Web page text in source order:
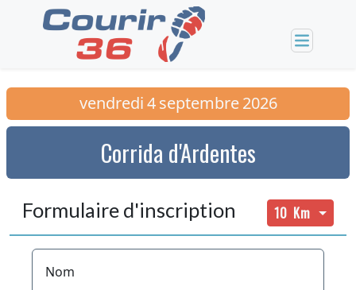
vendredi4 septembre 2026
Corrida d'Ardentes
10 Km
Formulaire d'inscription
Nom